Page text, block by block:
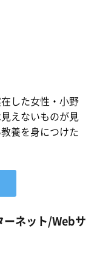
した女性・小野
えないものが見
養を身につけた
ーネット/Webサ